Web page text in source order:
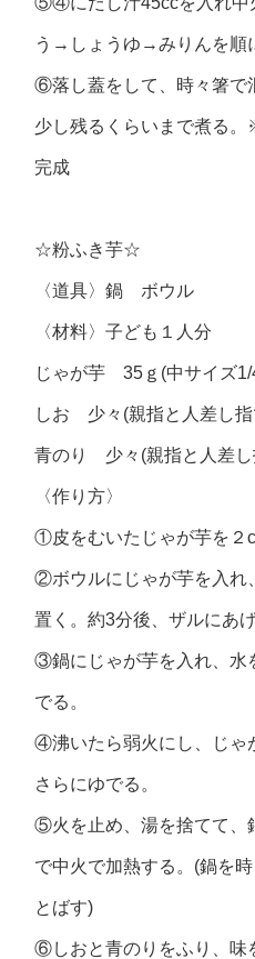
う→しょうゆ→みりんを順
⑥落し蓋をして、時々箸で
少し残るくらいまで煮る
完成
☆粉ふき芋☆
〈道具〉鍋 ボウル
〈材料〉子ども１人分
じゃが芋 35ｇ(中サイズ1/
しお 少々(親指と人差し
青のり 少々(親指と人差し
〈作り方〉
①皮をむいたじゃが芋を２
②ボウルにじゃが芋を入れ
置く。約3分後、ザルにあげ
③鍋にじゃが芋を入れ、水
でる。
④沸いたら弱火にし、じゃ
さらにゆでる。
⑤火を止め、湯を捨てて、
で中火で加熱する。(鍋を
とばす)
⑥しおと青のりをふり、味